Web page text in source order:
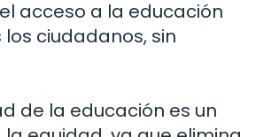
acceso a la educación
ciudadanos, sin
de la educación es un